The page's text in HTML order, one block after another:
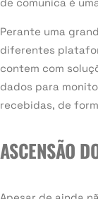
Perante uma
diferentes
contem com
dados para
recebidas, de
ASCENSÃO